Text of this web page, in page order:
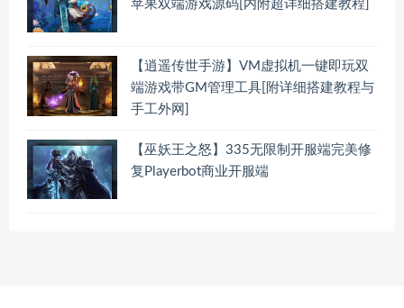
苹果双端游戏源码[内附超详细搭建教程]
【逍遥传世手游】VM虚拟机一键即玩双
端游戏带GM管理工具[附详细搭建教程与
手工外网]
【巫妖王之怒】335无限制开服端完美修
复Playerbot商业开服端